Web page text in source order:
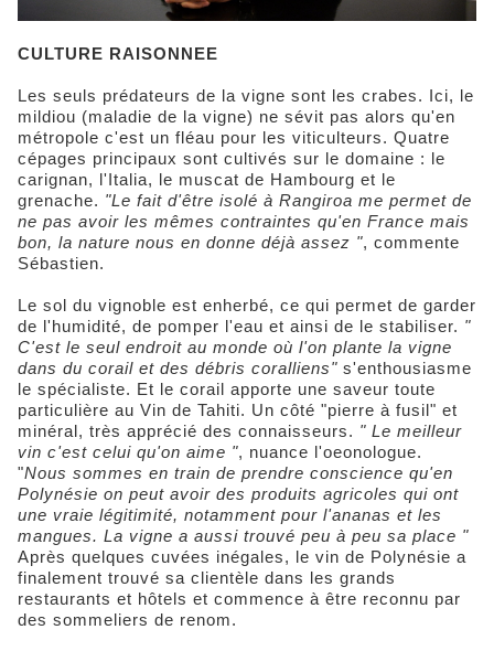
CULTURE RAISONNEE
Les seuls prédateurs de la vigne sont les crabes. Ici, le
mildiou (maladie de la vigne) ne sévit pas alors qu'en
métropole c'est un fléau pour les viticulteurs. Quatre
cépages principaux sont cultivés sur le domaine : le
carignan, l'Italia, le muscat de Hambourg et le
grenache. "Le fait d'être isolé à Rangiroa me permet de
ne pas avoir les mêmes contraintes qu'en France mais
bon, la nature nous en donne déjà assez ", commente
Sébastien.
Le sol du vignoble est enherbé, ce qui permet de garder
de l'humidité, de pomper l'eau et ainsi de le stabiliser. "
C'est le seul endroit au monde où l'on plante la vigne
dans du corail et des débris coralliens" s'enthousiasme
le spécialiste. Et le corail apporte une saveur toute
particulière au Vin de Tahiti. Un côté "pierre à fusil" et
minéral, très apprécié des connaisseurs. " Le meilleur
vin c'est celui qu'on aime ", nuance l'oeonologue.
"Nous sommes en train de prendre conscience qu'en
Polynésie on peut avoir des produits agricoles qui ont
une vraie légitimité, notamment pour l'ananas et les
mangues. La vigne a aussi trouvé peu à peu sa place "
Après quelques cuvées inégales, le vin de Polynésie a
finalement trouvé sa clientèle dans les grands
restaurants et hôtels et commence à être reconnu par
des sommeliers de renom.